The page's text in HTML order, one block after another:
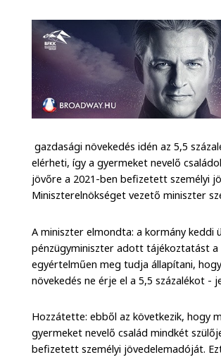
gazdasági növekedés idén az 5,5
elérheti, így a gyermeket nevelő
jövőre a 2021-ben befizetett személyi
Miniszterelnökséget vezető miniszter
A miniszter elmondta: a kormány keddi
pénzügyminiszter adott tájékoztatást a
egyértelműen meg tudja állapítani,
növekedés ne érje el a 5,5 százalékot -
Hozzátette: ebből az következik, hogy
gyermeket nevelő család mindkét
befizetett személyi jövedelemadóját.